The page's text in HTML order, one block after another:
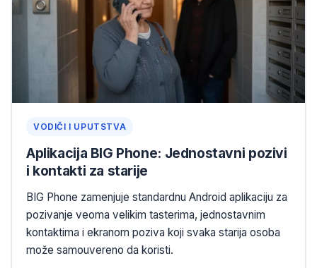
VODIČI I UPUTSTVA
Aplikacija BIG Phone: Jednostavni pozivi
i kontakti za starije
BIG Phone zamenjuje standardnu Android aplikaciju za
pozivanje veoma velikim tasterima, jednostavnim
kontaktima i ekranom poziva koji svaka starija osoba
može samouvereno da koristi.